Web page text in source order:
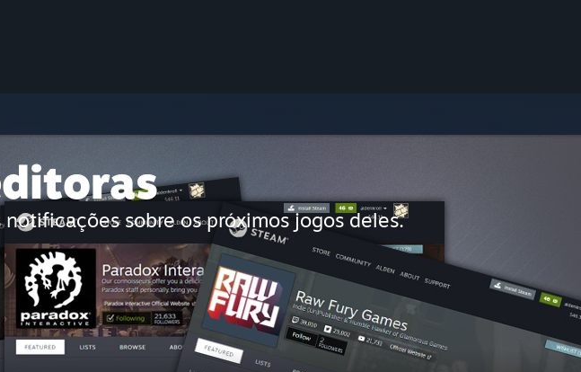
sobre os próximos jogos deles.